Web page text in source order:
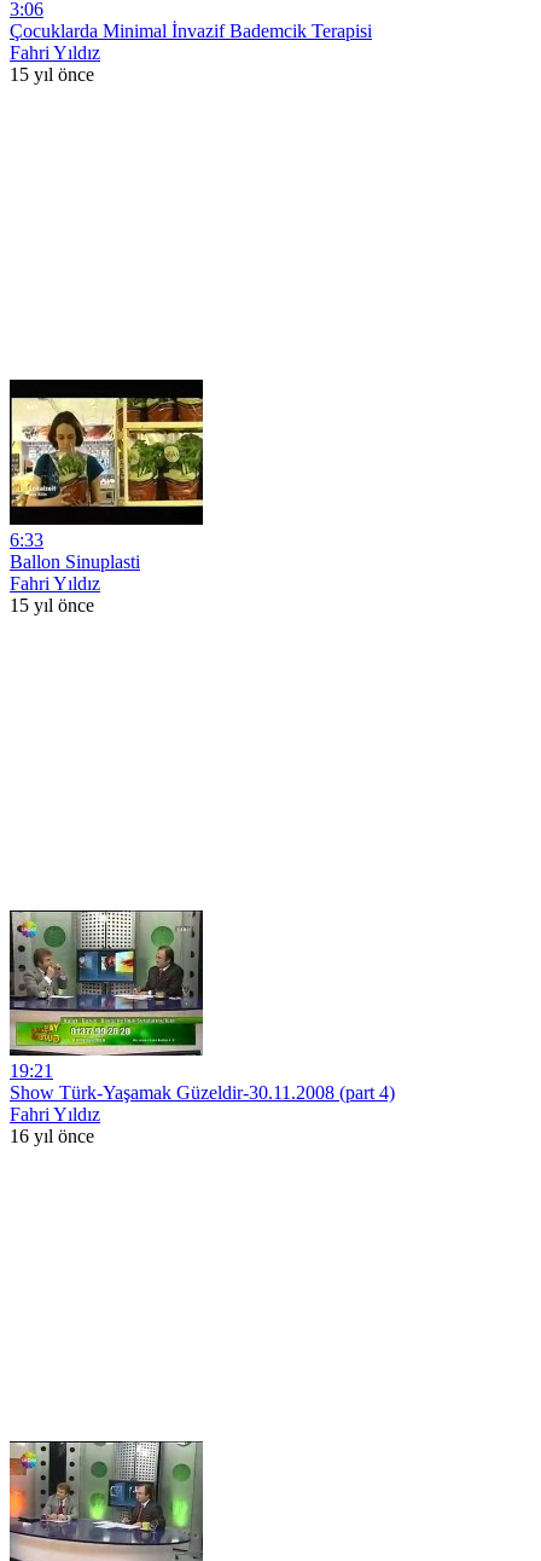
3:06
Çocuklarda Minimal İnvazif Bademcik Terapisi
Fahri Yıldız
15 yıl önce
6:33
Ballon Sinuplasti
Fahri Yıldız
15 yıl önce
19:21
Show Türk-Yaşamak Güzeldir-30.11.2008 (part 4)
Fahri Yıldız
16 yıl önce